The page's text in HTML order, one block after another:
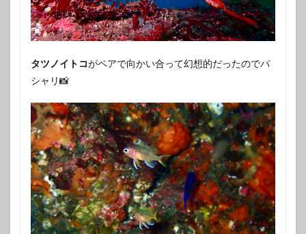
タツノイトコがペアで向かい合って幻想的だったのでパ
シャリ📸